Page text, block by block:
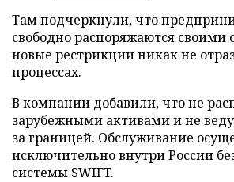
Там подчеркнули, что
свободно распоряжаются своими
новые рестрикции никак не
процессах.
В компании добавили, что не
зарубежными активами и не
за границей. Обслуживание
исключительно внутри России
системы SWIFT.